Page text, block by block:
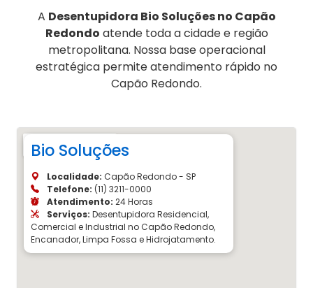
A Desentupidora Bio Soluções no Capão
Redondo atende toda a cidade e região
metropolitana. Nossa base operacional
estratégica permite atendimento rápido no
Capão Redondo.
Bio Soluções
Localidade: Capão Redondo - SP
Telefone: (11) 3211-0000
Atendimento: 24 Horas
Serviços: Desentupidora Residencial,
Comercial e Industrial no Capão Redondo,
Encanador, Limpa Fossa e Hidrojatamento.